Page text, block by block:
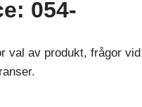
054-
val av produkt, frågor vid